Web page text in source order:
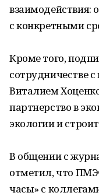
взаимодействия:
с конкретными
Кроме того,
сотрудничестве
Виталием
партнерство в
экологии и
В общении с
отметил, что
часы» с